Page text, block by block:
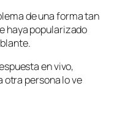
de una forma tan
haya popularizado
en vivo,
otra persona lo ve